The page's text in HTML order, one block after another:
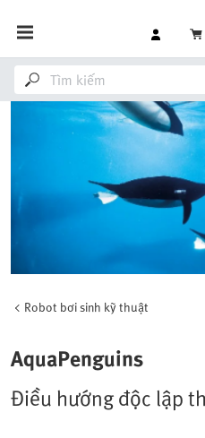
Robot bơi sinh kỹ thuật
AquaPenguins
Điều hướng độc lập